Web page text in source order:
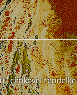
címkével